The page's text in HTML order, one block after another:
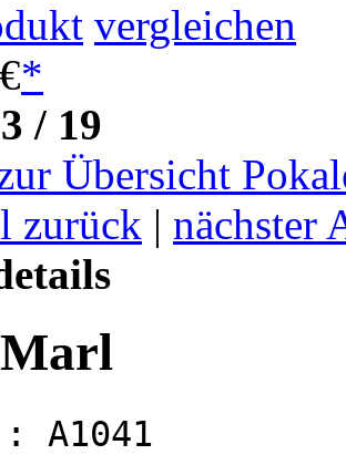
vergleichen
*
/ 19
Übersicht
zurück | nächster
A1041